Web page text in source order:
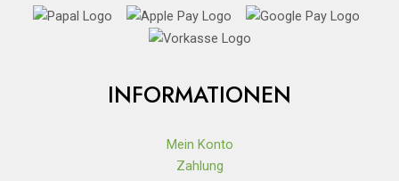
INFORMATIONEN
Mein Konto
Zahlung